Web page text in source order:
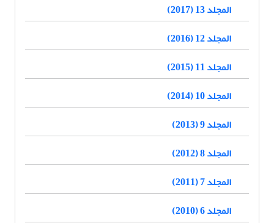
المجلد 13 (2017)
المجلد 12 (2016)
المجلد 11 (2015)
المجلد 10 (2014)
المجلد 9 (2013)
المجلد 8 (2012)
المجلد 7 (2011)
المجلد 6 (2010)